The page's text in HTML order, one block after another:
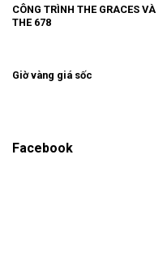
CÔNG TRÌNH THE GRACES VÀ
THE 678
Giờ vàng giá sốc
Facebook